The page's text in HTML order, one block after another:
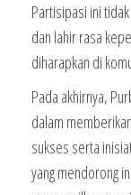
Partisipasi ini
dan lahir rasa
diharapkan di
Pada akhirnya,
dalam
sukses serta
yang mendorong